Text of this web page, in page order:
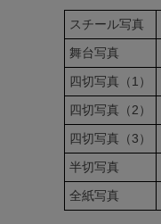
スチール写真
舞台写真
四切写真（1）
四切写真（2）
四切写真（3）
半切写真
全紙写真